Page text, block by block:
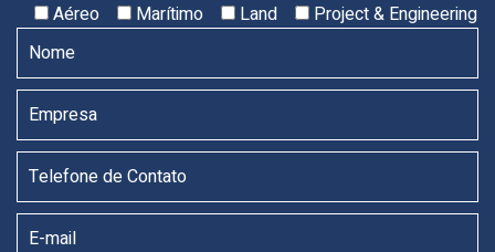
Aéreo
Marítimo Land Project & Engineering